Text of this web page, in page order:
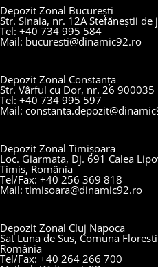
Depozit Zonal București
Str. Sinaia, nr. 12A Stefăneștii
Tel: +40 734 995 584
Mail: bucuresti@dinamic92.ro
Depozit Zonal Constanța
Str. Vârful cu Dor, nr. 26 900035
Tel: +40 734 995 597
Mail:
Depozit Zonal Timișoara
Loc. Giarmata, Dj. 691 Calea
Timis, România
Tel/Fax: +40 256 369 818
Mail: timisoara@dinamic92.ro
Depozit Zonal Cluj Napoca
Sat Luna de Sus, Comuna
România
Tel/Fax: +40 264 266 700